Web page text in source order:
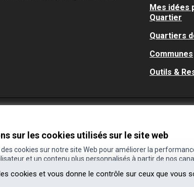
cookies et vous donne le contrôle sur ceux que vous
sur les cookies utilisés sur le site web
cookies sur notre site Web pour améliorer la
et un contenu plus personnalisés à partir de nos
Mes idées
Quartier
Quartiers
Communes
Outils &
aulogiciel libre Decidim
(Lien externe)
.